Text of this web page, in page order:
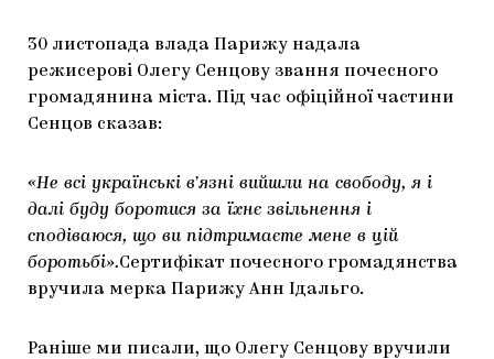
КОЛЕКЦІЇ
ГАЛЕРЕЇ
КОНСПЕКТИ
КНИЖКИ І ЖУРНАЛИ
ЗАПАЛЕННЯ
ЯК ПІДТРИМУВАТИ УКРАЇНСЬКЕ МИСТЕЦТВО
CARPATHIAN CULT ПРО РІЗДВЯНІ СВЯТА
КРАМНИЦЯ
30 листопада влада Парижу надала
режисерові Олегу Сенцову звання почесного
громадянина міста. Під час офіційної частини
Сенцов сказав:
«Не всі українські в’язні вийшли на свободу, я і
далі буду боротися за їхнє звільнення і
сподіваюся, що ви підтримаєте мене в цій
боротьбі».Сертифікат почесного громадянства
вручила мерка Парижу Анн Ідальго.
Раніше ми писали, що Олегу Сенцову вручили